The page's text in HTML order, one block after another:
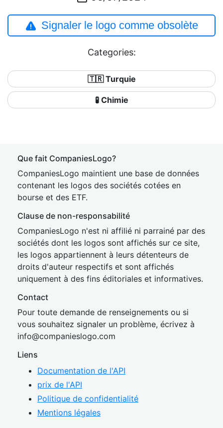
Signaler le logo comme obsolète
Categories:
🇹🇷 Turquie
🧪 Chimie
Que fait CompaniesLogo?
CompaniesLogo maintient une base de données
contenant les logos des sociétés cotées en
bourse et des ETF.
Clause de non-responsabilité
CompaniesLogo n'est ni affilié ni parrainé par des
sociétés dont les logos sont affichés sur ce site,
les logos appartiennent à leurs détenteurs de
droits d'auteur respectifs et sont affichés
uniquement à des fins éditoriales et informatives.
Contact
Pour toute demande de renseignements ou si
vous souhaitez signaler un problème, écrivez à
info@companieslogo.com
Liens
Documentation de l'API
prix de l'API
Politique de confidentialité
Mentions légales